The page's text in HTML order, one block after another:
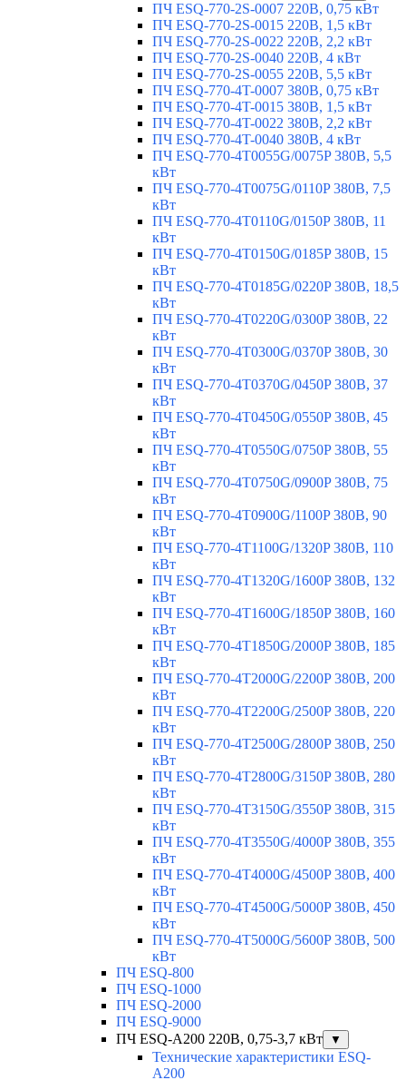
ПЧ ESQ-770-2S-0007 220В, 0,75 кВт
ПЧ ESQ-770-2S-0015 220В, 1,5 кВт
ПЧ ESQ-770-2S-0022 220В, 2,2 кВт
ПЧ ESQ-770-2S-0040 220В, 4 кВт
ПЧ ESQ-770-2S-0055 220В, 5,5 кВт
ПЧ ESQ-770-4T-0007 380В, 0,75 кВт
ПЧ ESQ-770-4T-0015 380В, 1,5 кВт
ПЧ ESQ-770-4T-0022 380В, 2,2 кВт
ПЧ ESQ-770-4T-0040 380В, 4 кВт
ПЧ ESQ-770-4T0055G/0075P 380В, 5,5
кВт
ПЧ ESQ-770-4T0075G/0110P 380В, 7,5
кВт
ПЧ ESQ-770-4T0110G/0150P 380В, 11
кВт
ПЧ ESQ-770-4T0150G/0185P 380В, 15
кВт
ПЧ ESQ-770-4T0185G/0220P 380В, 18,5
кВт
ПЧ ESQ-770-4T0220G/0300P 380В, 22
кВт
ПЧ ESQ-770-4T0300G/0370P 380В, 30
кВт
ПЧ ESQ-770-4T0370G/0450P 380В, 37
кВт
ПЧ ESQ-770-4T0450G/0550P 380В, 45
кВт
ПЧ ESQ-770-4T0550G/0750P 380В, 55
кВт
ПЧ ESQ-770-4T0750G/0900P 380В, 75
кВт
ПЧ ESQ-770-4T0900G/1100P 380В, 90
кВт
ПЧ ESQ-770-4T1100G/1320P 380В, 110
кВт
ПЧ ESQ-770-4T1320G/1600P 380В, 132
кВт
ПЧ ESQ-770-4T1600G/1850P 380В, 160
кВт
ПЧ ESQ-770-4T1850G/2000P 380В, 185
кВт
ПЧ ESQ-770-4T2000G/2200P 380В, 200
кВт
ПЧ ESQ-770-4T2200G/2500P 380В, 220
кВт
ПЧ ESQ-770-4T2500G/2800P 380В, 250
кВт
ПЧ ESQ-770-4T2800G/3150P 380В, 280
кВт
ПЧ ESQ-770-4T3150G/3550P 380В, 315
кВт
ПЧ ESQ-770-4T3550G/4000P 380В, 355
кВт
ПЧ ESQ-770-4T4000G/4500P 380В, 400
кВт
ПЧ ESQ-770-4T4500G/5000P 380В, 450
кВт
ПЧ ESQ-770-4T5000G/5600P 380В, 500
кВт
ПЧ ESQ-800
ПЧ ESQ-1000
ПЧ ESQ-2000
ПЧ ESQ-9000
ПЧ ESQ-A200 220В, 0,75-3,7 кВт
▼
Технические характеристики ESQ-
A200